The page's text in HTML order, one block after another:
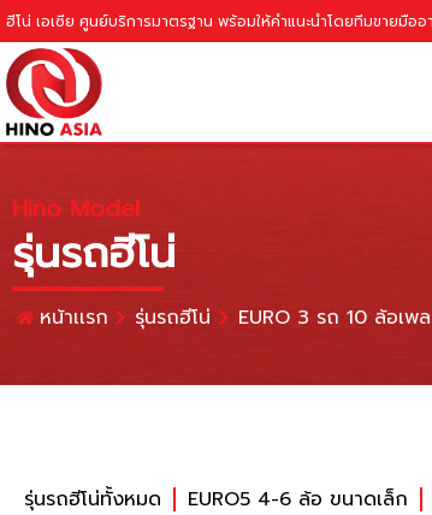
ฮีโน่ เอเซีย ศูนย์บริการมาตรฐาน พร้อมให้คำแนะนำโดยทีมขายมื
Hino Model
รุ่นรถฮีโน่
หน้าเเรก รุ่นรถฮีโน่ EURO 3 รถ 10 ล้อเพ
รุ่นรถฮีโน่ทั้งหมด EURO5 4-6 ล้อ ขนาดเล็ก